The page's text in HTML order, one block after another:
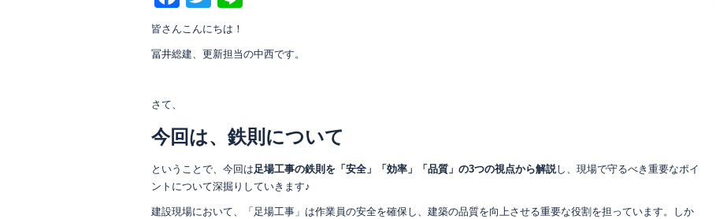
皆さんこんにちは！
冨井総建、更新担当の中西です。
さて、
今回は、鉄則について
ということで、今回は足場工事の鉄則を「安全」「効率」「品質」の3つの視点から解説し、現場で守るべき重要なポイ
ントについて深掘りしていきます♪
建設現場において、「足場工事」は作業員の安全を確保し、建築の品質を向上させる重要な役割を担っています。しか